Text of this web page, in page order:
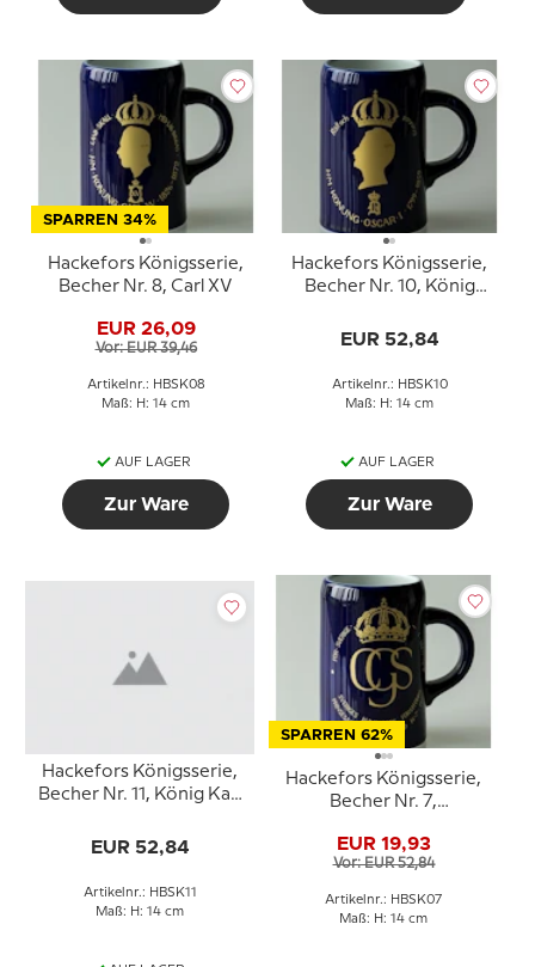
SPARREN 34%
Hackefors Königsserie,
Becher Nr. 8, Carl XV
EUR 26,09
Vor: EUR 39,46
Artikelnr.: HBSK08
Maß: H: 14 cm
AUF LAGER
Zur Ware
Hackefors Königsserie,
Becher Nr. 10, König
EUR 52,84
Artikelnr.: HBSK10
Maß: H: 14 cm
AUF LAGER
Zur Ware
Hackefors Königsserie,
Becher Nr. 11, König Karl
EUR 52,84
Artikelnr.: HBSK11
Maß: H: 14 cm
SPARREN 62%
Hackefors Königsserie,
Becher Nr. 7,
EUR 19,93
Vor: EUR 52,84
Artikelnr.: HBSK07
Maß: H: 14 cm